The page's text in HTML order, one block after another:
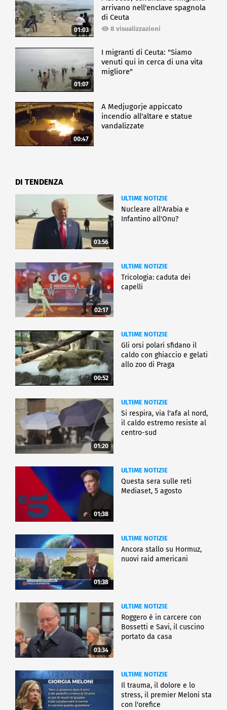
01:03
arrivano nell'enclave spagnola
di Ceuta
8 visualizzazioni
01:07
I migranti di Ceuta: "Siamo
venuti qui in cerca di una vita
migliore"
00:47
A Medjugorje appiccato
incendio all'altare e statue
vandalizzate
DI TENDENZA
03:56
ULTIME NOTIZIE
Nucleare all'Arabia e
Infantino all'Onu?
02:17
ULTIME NOTIZIE
Tricologia: caduta dei
capelli
00:52
ULTIME NOTIZIE
Gli orsi polari sfidano il
caldo con ghiaccio e gelati
allo zoo di Praga
01:20
ULTIME NOTIZIE
Si respira, via l'afa al nord,
il caldo estremo resiste al
centro-sud
01:38
ULTIME NOTIZIE
Questa sera sulle reti
Mediaset, 5 agosto
01:38
ULTIME NOTIZIE
Ancora stallo su Hormuz,
nuovi raid americani
03:34
ULTIME NOTIZIE
Roggero è in carcere con
Bossetti e Savi, il cuscino
portato da casa
ULTIME NOTIZIE
Il trauma, il dolore e lo
stress, il premier Meloni sta
con l'orefice